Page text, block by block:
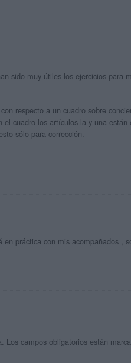
sido muy útiles los ejercicios para
respecto a un cuadro sobre
cuadro los artículos la y una están
sólo para corrección.
práctica con mis acompañados ,
Los campos obligatorios están